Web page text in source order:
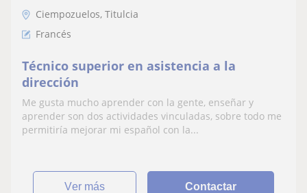
Ciempozuelos, Titulcia
Francés
Técnico superior en asistencia a la
dirección
Me gusta mucho aprender con la gente, enseñar y
aprender son dos actividades vinculadas, sobre todo me
permitiría mejorar mi español con la...
ver más Contactar